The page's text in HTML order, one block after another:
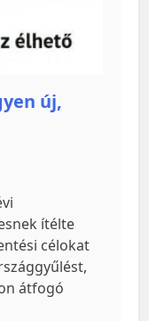
új,
ítélte
célokat
átfogó